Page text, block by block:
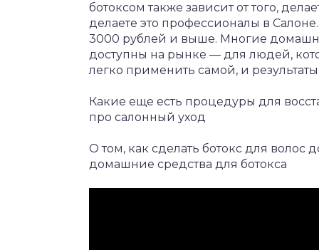
ботоксом также зависит от того,
делаете это профессионалы в
3000 рублей и выше. Многие
доступны на рынке — для людей,
легко применить самой, и
Какие еще есть процедуры для
про салонный уход
О том, как сделать ботокс для волос
домашние средства для ботокса